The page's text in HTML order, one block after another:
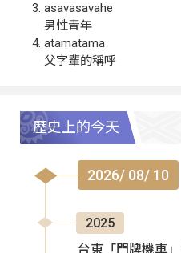
asavasavahe
男性青年
atamatama
父字輩的稱呼
歷史上的今天
2026/ 08/ 10
2025
台東「門牌機車